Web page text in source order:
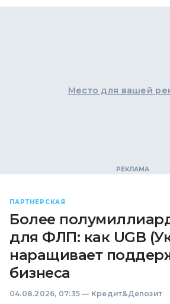
Место для вашей
ПАРТНЕРСКАЯ
Более
для ФЛП: как UGB
наращивает
бизнеса
04.08.2026, 07:35 — Кредит&Депозит